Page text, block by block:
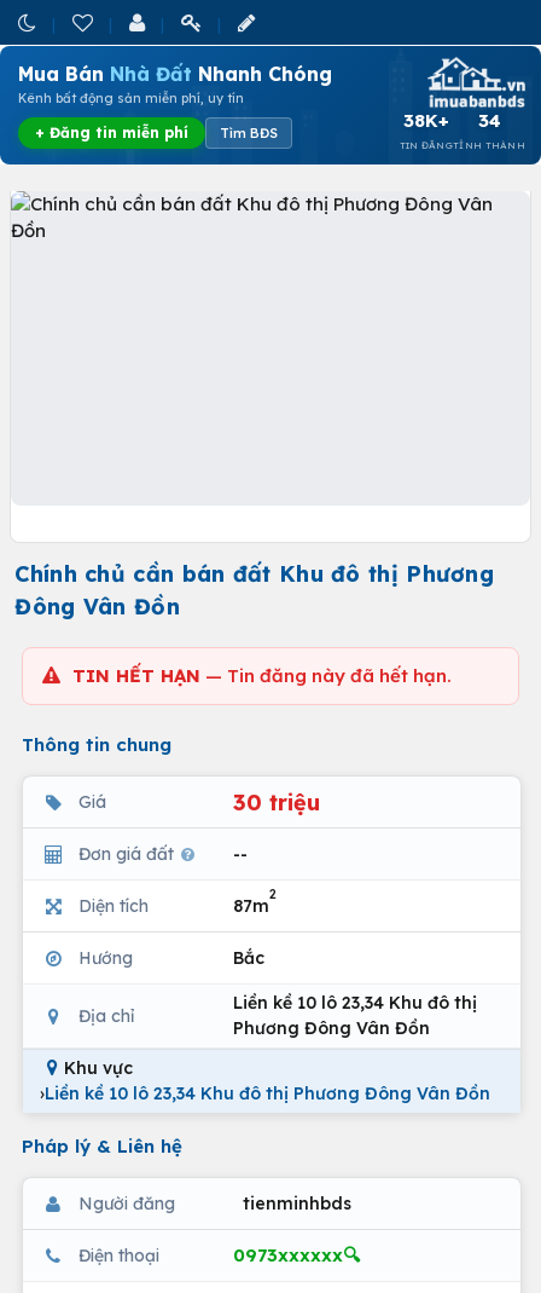
Mua Bán Nhà Đất Nhanh Chóng
Kênh bất động sản miễn phí, uy tín
+ Đăng tin miễn phí Tìm BĐS
38K+
TIN ĐĂNG
34
TỈNH THÀNH
Chính chủ cần bán đất Khu đô thị Phương
Đông Vân Đồn
TIN HẾT HẠN — Tin đăng này đã hết hạn.
Thông tin chung
Giá 30 triệu
Đơn giá đất --
Diện tích 87m
2
Hướng Bắc
Địa chỉ
Liền kề 10 lô 23,34 Khu đô thị
Phương Đông Vân Đồn
Khu vực
›Liền kề 10 lô 23,34 Khu đô thị Phương Đông Vân Đồn
Pháp lý & Liên hệ
Người đăng tienminhbds
Điện thoại 0973xxxxxx🔍